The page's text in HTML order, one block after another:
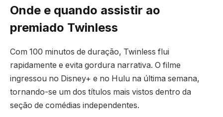
Onde e quando assistir ao
premiado Twinless
Com 100 minutos de duração, Twinless flui
rapidamente e evita gordura narrativa. O filme
ingressou no Disney+ e no Hulu na última semana,
tornando-se um dos títulos mais vistos dentro da
seção de comédias independentes.